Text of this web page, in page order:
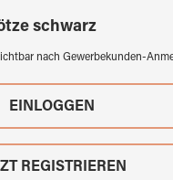
schwarz
nach Gewerbekunden-
EINLOGGEN
REGISTRIEREN